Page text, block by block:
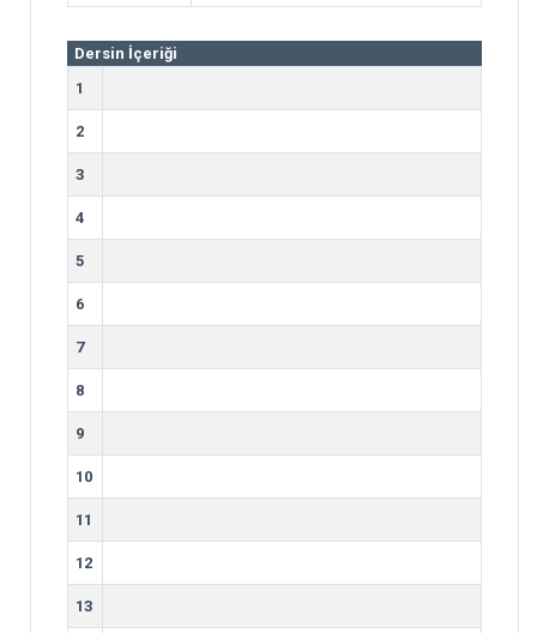
Dersin İçeriği
1
2
3
4
5
6
7
8
9
10
11
12
13